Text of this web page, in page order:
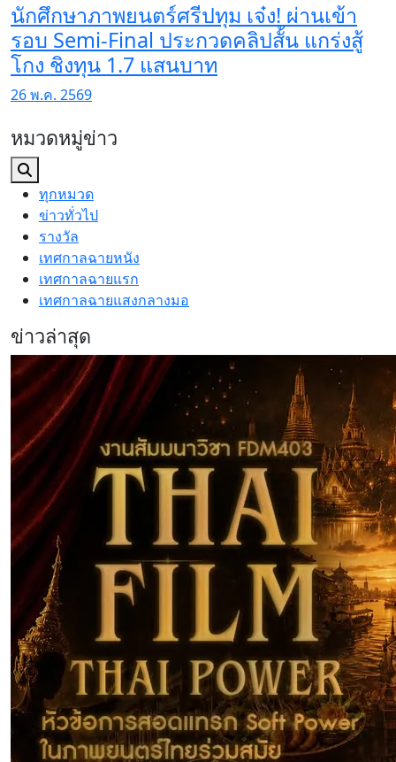
นักศึกษาภาพยนตร์ศรีปทุม เจ๋ง! ผ่านเข้า
รอบ Semi-Final ประกวดคลิปสั้น แกร่งสู้
โกง ชิงทุน 1.7 แสนบาท
26 พ.ค. 2569
หมวดหมู่ข่าว
ทุกหมวด
ข่าวทั่วไป
รางวัล
เทศกาลฉายหนัง
เทศกาลฉายแรก
เทศกาลฉายแสงกลางมอ
ข่าวล่าสุด